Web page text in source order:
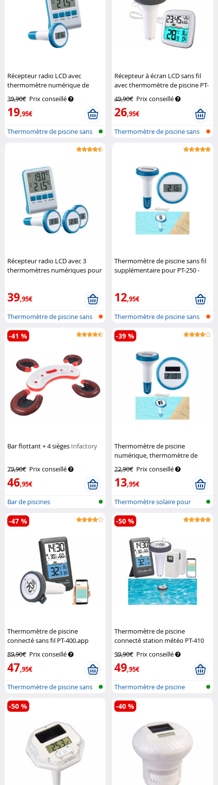
Récepteur radio LCD avec
thermomètre numérique de
bassin et de piscine, IPX8
Infactory
39,90€ Prix conseillé
19,95€
Thermomètre de piscine sans
Récepteur à écran LCD sans fil
avec thermomètre de piscine PT-
49,90€ Prix conseillé
26,95€
Thermomètre de piscine sans
Récepteur radio LCD avec 3
thermomètres numériques pour
39,95€
Thermomètre de piscine sans
fil
Thermomètre de piscine sans fil
supplémentaire pour PT-250 -
12,95€
Thermomètre de piscine sans
fil
Bar flottant + 4 sièges Infactory
79,90€ Prix conseillé
46,95€
-41 %
Bar de piscines
Thermomètre de piscine
numérique, thermomètre de
22,90€ Prix conseillé
13,95€
-39 %
Thermomètre solaire pour
piscine
Thermomètre de piscine
connecté sans fil PT-400.app
89,90€ Prix conseillé
47,95€
-47 %
Thermomètre de piscine sans
fil ave...
Thermomètre de piscine
connecté station météo PT-410
avec 2 capteurs extérieur
Infactory
99,90€ Prix conseillé
49,95€
-50 %
Thermomètre de piscine
réseau sans...
-50 % -40 %